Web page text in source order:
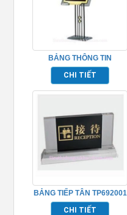
BẢNG THÔNG TIN
TP692009
CHI TIẾT
BẢNG TIẾP TÂN TP692001
CHI TIẾT